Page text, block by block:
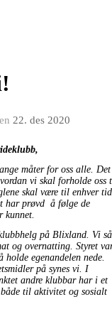
22. des 2020
måter for oss alle. Det
vi skal forholde oss
skal være til enhver tid
har prøvd å følge de
kunnet.
på Blixland. Vi så
og overnatting. Styret
egenandelen nede.
på synes vi. I
andre klubbar har i et
til aktivitet og sosialt